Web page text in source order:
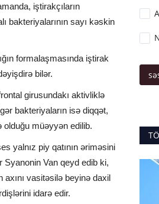
iştirakçıların
bakteriyalarının sayı kəskin
formalaşmasında iştirak
bilər.
girusundakı aktivliklə
bakteriyaların isə diqqət,
müəyyən edilib.
yalnız piy qatının əriməsini
Syanonin Van qeyd edib ki,
vasitəsilə beyinə daxil
idarə edir.